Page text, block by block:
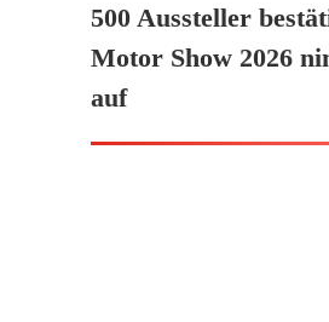
500 Aussteller
Motor Show 2026
auf